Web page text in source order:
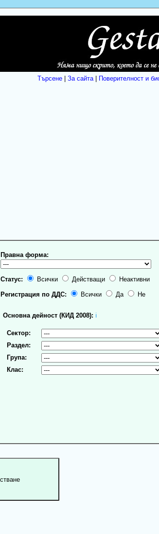
Търсене| За сайта| Поверителност и
Правна форма:
Статус: Всички Действащи Неактивни
Регистрация по ДДС: Всички Да Не
Основна дейност (КИД 2008): ℹ
Сектор:
Раздел:
Група:
Клас: